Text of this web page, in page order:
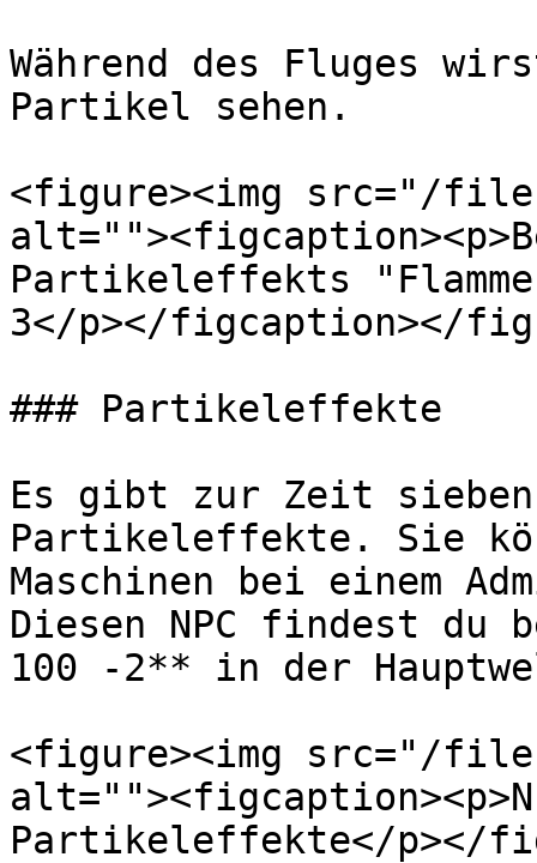
Während des Fluges
Partikel sehen.
<figure><img src="/files/
Partikeleffekts
3</p></figcaption></
### Partikeleffekte
Es gibt zur Zeit sieben
Partikeleffekte. Sie
Maschinen bei einem
Diesen NPC findest du
100 -2** in der
<figure><img src="/files/
Partikeleffekte</p></